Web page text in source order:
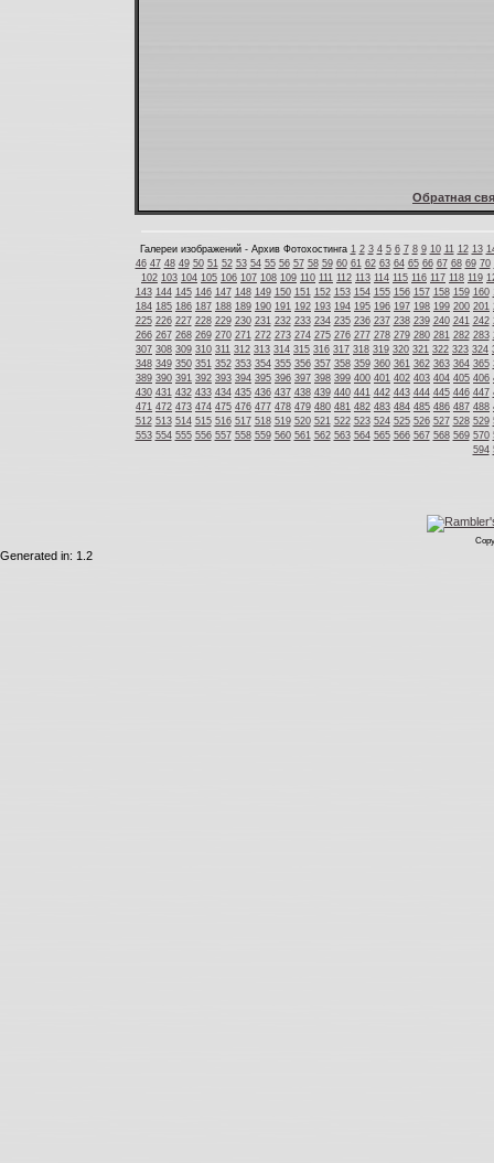
Обратная
Галереи изображений - Архив Фотохостинга 1 2 3 4 5 6 7 8 9 10 11 12 13
46 47 48 49 50 51 52 53 54 55 56 57 58 59 60 61 62 63 64 65 66 67 68 69 70
102 103 104 105 106 107 108 109 110 111 112 113 114 115 116 117 118 119
143 144 145 146 147 148 149 150 151 152 153 154 155 156 157 158 159 160
184 185 186 187 188 189 190 191 192 193 194 195 196 197 198 199 200 201
225 226 227 228 229 230 231 232 233 234 235 236 237 238 239 240 241 242
266 267 268 269 270 271 272 273 274 275 276 277 278 279 280 281 282 283
307 308 309 310 311 312 313 314 315 316 317 318 319 320 321 322 323 324
348 349 350 351 352 353 354 355 356 357 358 359 360 361 362 363 364 365
389 390 391 392 393 394 395 396 397 398 399 400 401 402 403 404 405 406
430 431 432 433 434 435 436 437 438 439 440 441 442 443 444 445 446 447
471 472 473 474 475 476 477 478 479 480 481 482 483 484 485 486 487 488
512 513 514 515 516 517 518 519 520 521 522 523 524 525 526 527 528 529
553 554 555 556 557 558 559 560 561 562 563 564 565 566 567 568 569 570
594
Generated in: 1.2